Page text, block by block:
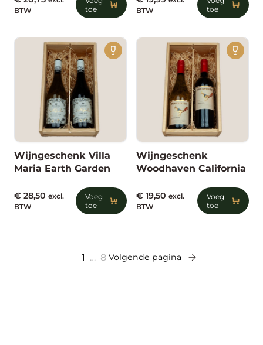
toe
BTW
toe
BTW
Wijngeschenk Villa
Maria Earth Garden
Voeg
toe
€ 28,50 excl.
BTW
Wijngeschenk
Woodhaven California
Voeg
toe
€ 19,50 excl.
BTW
1 … 8 Volgende pagina